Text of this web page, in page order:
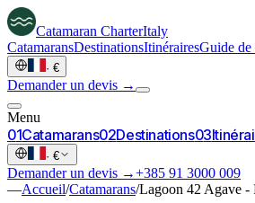
Catamaran CharterItaly
CatamaransDestinationsItinérairesGuide de
· €
Demander un devis →
Menu
01Catamarans02Destinations03
· €
Demander un devis →+385 91 3000 009
—Accueil/Catamarans/Lagoon 42 Agave -